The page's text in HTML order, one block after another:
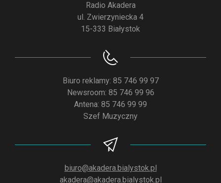
Radio Akadera
ul. Zwierzyniecka 4
15-333 Białystok
Biuro reklamy: 85 746 99 97
Newsroom: 85 746 99 96
Antena: 85 746 99 99
Szef Muzyczny
biuro@akadera.bialystok.pl
akadera@akadera.bialystok.pl